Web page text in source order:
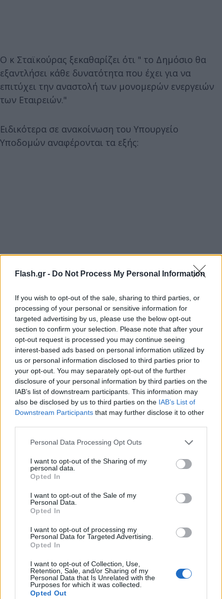
Flash.gr - Do Not Process My Personal Information
If you wish to opt-out of the sale, sharing to third parties, or
processing of your personal or sensitive information for
targeted advertising by us, please use the below opt-out
section to confirm your selection. Please note that after your
opt-out request is processed you may continue seeing
interest-based ads based on personal information utilized by
us or personal information disclosed to third parties prior to
your opt-out. You may separately opt-out of the further
disclosure of your personal information by third parties on the
IAB’s list of downstream participants. This information may
also be disclosed by us to third parties on the IAB’s List of
Downstream Participants that may further disclose it to other
Please note that this website/app uses one or more Google
not limited to your visit or usage behaviour. You may click to
grant or deny consent to Google and its third-party tags to
use your data for below specified purposes in below Google
consent section.
Personal Data Processing Opt Outs
I want to opt-out of the Sharing of my
personal data.
Opted In
I want to opt-out of the Sale of my
Personal Data.
Opted In
I want to opt-out of processing my
Personal Data for Targeted Advertising.
Opted In
I want to opt-out of Collection, Use,
Retention, Sale, and/or Sharing of my
Personal Data that Is Unrelated with the
Purposes for which it was collected.
Opted Out
Ο κ Σταϊκούρας ξεκαθαρίζει ότι " το Δημόσιο θα
εξαντλήσει κάθε δυνατότητα που έχει για να
επιτύχει την αναστολή των μονομερών ενεργειών
των Εταιρειών."
Ειδικότερα σε ανακοίνωση του Υπουργείο
Υποδομών αναφέρονται τα εξής:
ζήτησαν, στις 3 Ιουλίου 2023, με επιστολή τους
προς την Γενική Διεύθυνση Συγκοινωνιακών
Υποδομών, με κοινοποίηση στο Γραφείο
Υφυπουργού Υποδομών και Μεταφορών, τη Γενική
Γραμματεία Υποδομών και τη Διεύθυνση Δ17 του
Υπουργείου, συνάντηση εργασίας με τον Γενικό
Διευθυντή με αντικείμενο την αναπροσαρμογή
διοδίων τελών για το έτος 2023, στη βάση του